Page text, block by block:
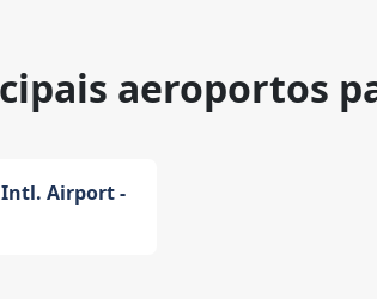
aeroportos
Intl. Airport -